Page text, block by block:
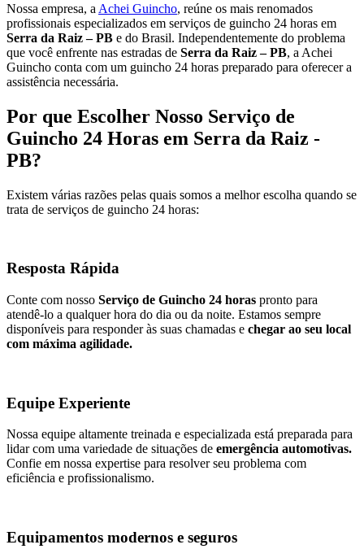
Nossa empresa, a Achei Guincho, reúne os mais renomados
profissionais especializados em serviços de guincho 24 horas em
Serra da Raiz – PB e do Brasil. Independentemente do problema
que você enfrente nas estradas de Serra da Raiz – PB, a Achei
Guincho conta com um guincho 24 horas preparado para oferecer a
assistência necessária.
Por que Escolher Nosso Serviço de
Guincho 24 Horas em Serra da Raiz -
PB?
Existem várias razões pelas quais somos a melhor escolha quando se
trata de serviços de guincho 24 horas:
Resposta Rápida
Conte com nosso Serviço de Guincho 24 horas pronto para
atendê-lo a qualquer hora do dia ou da noite. Estamos sempre
disponíveis para responder às suas chamadas e chegar ao seu local
com máxima agilidade.
Equipe Experiente
Nossa equipe altamente treinada e especializada está preparada para
lidar com uma variedade de situações de emergência automotivas.
Confie em nossa expertise para resolver seu problema com
eficiência e profissionalismo.
Equipamentos modernos e seguros